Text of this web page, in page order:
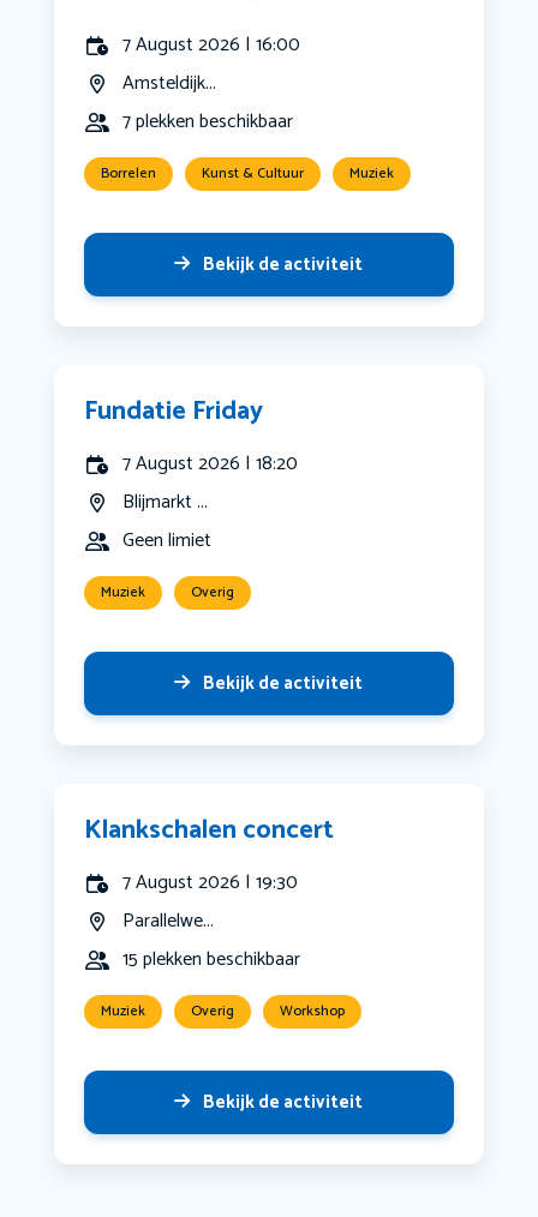
7 August 2026 | 16:00
Amsteldijk...
7 plekken beschikbaar
Borrelen Kunst & Cultuur Muziek
Bekijk de activiteit
Fundatie Friday
7 August 2026 | 18:20
Blijmarkt ...
Geen limiet
Muziek Overig
Bekijk de activiteit
Klankschalen concert
7 August 2026 | 19:30
Parallelwe...
15 plekken beschikbaar
Muziek Overig Workshop
Bekijk de activiteit